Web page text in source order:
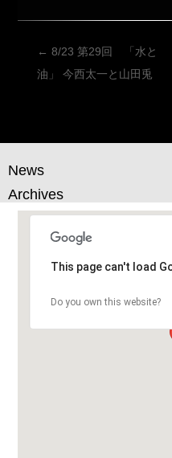
投
稿
ゲ
ー
シ
ョ
ン
← 8/23 第29回 「水と
油」 今西太一と山田兎
News
Archives
This page can't load
Do you own this website?